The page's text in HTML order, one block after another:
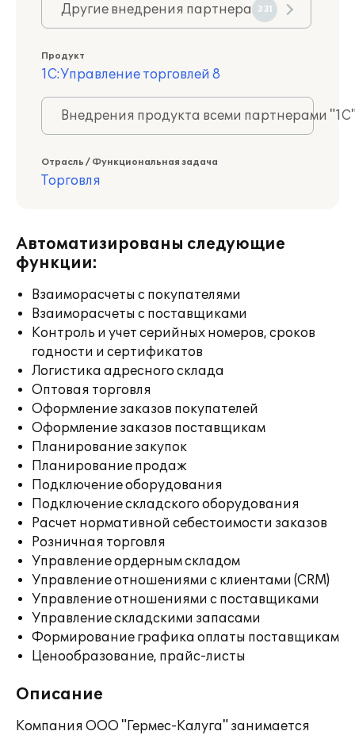
Другие внедрения партнера 331
Продукт
1С:Управление торговлей 8
Внедрения продукта всеми партнерами
Отрасль / Функциональная задача
Торговля
Автоматизированы следующие
функции:
Взаиморасчеты с покупателями
Взаиморасчеты с поставщиками
Контроль и учет серийных номеров, сроков
годности и сертификатов
Логистика адресного склада
Оптовая торговля
Оформление заказов покупателей
Оформление заказов поставщикам
Планирование закупок
Планирование продаж
Подключение оборудования
Подключение складского оборудования
Расчет нормативной себестоимости заказов
Розничная торговля
Управление ордерным складом
Управление отношениями с клиентами (CRM)
Управление отношениями с поставщиками
Управление складскими запасами
Формирование графика оплаты поставщикам
Ценообразование, прайс-листы
Описание
Компания ООО "Гермес-Калуга" занимается